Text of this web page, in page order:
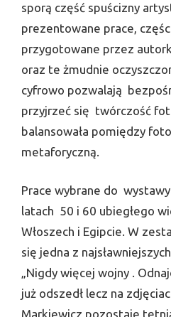
sporą część spuścizny
prezentowane prace,
przygotowane przez
oraz te żmudnie
cyfrowo pozwalają
przyjrzeć się twórczość
balansowała pomiędzy
metaforyczną.
Prace wybrane do
latach 50 i 60 ubiegłego
Włoszech i Egipcie. W
się jedna z
„Nigdy więcej wojny .
już odszedł lecz na
Markiewicz pozostaje